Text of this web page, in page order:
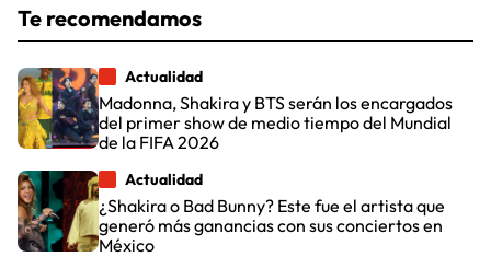
Te recomendamos
Actualidad
Madonna, Shakira y BTS serán los encargados
del primer show de medio tiempo del Mundial
de la FIFA 2026
Actualidad
¿Shakira o Bad Bunny? Este fue el artista que
generó más ganancias con sus conciertos en
México